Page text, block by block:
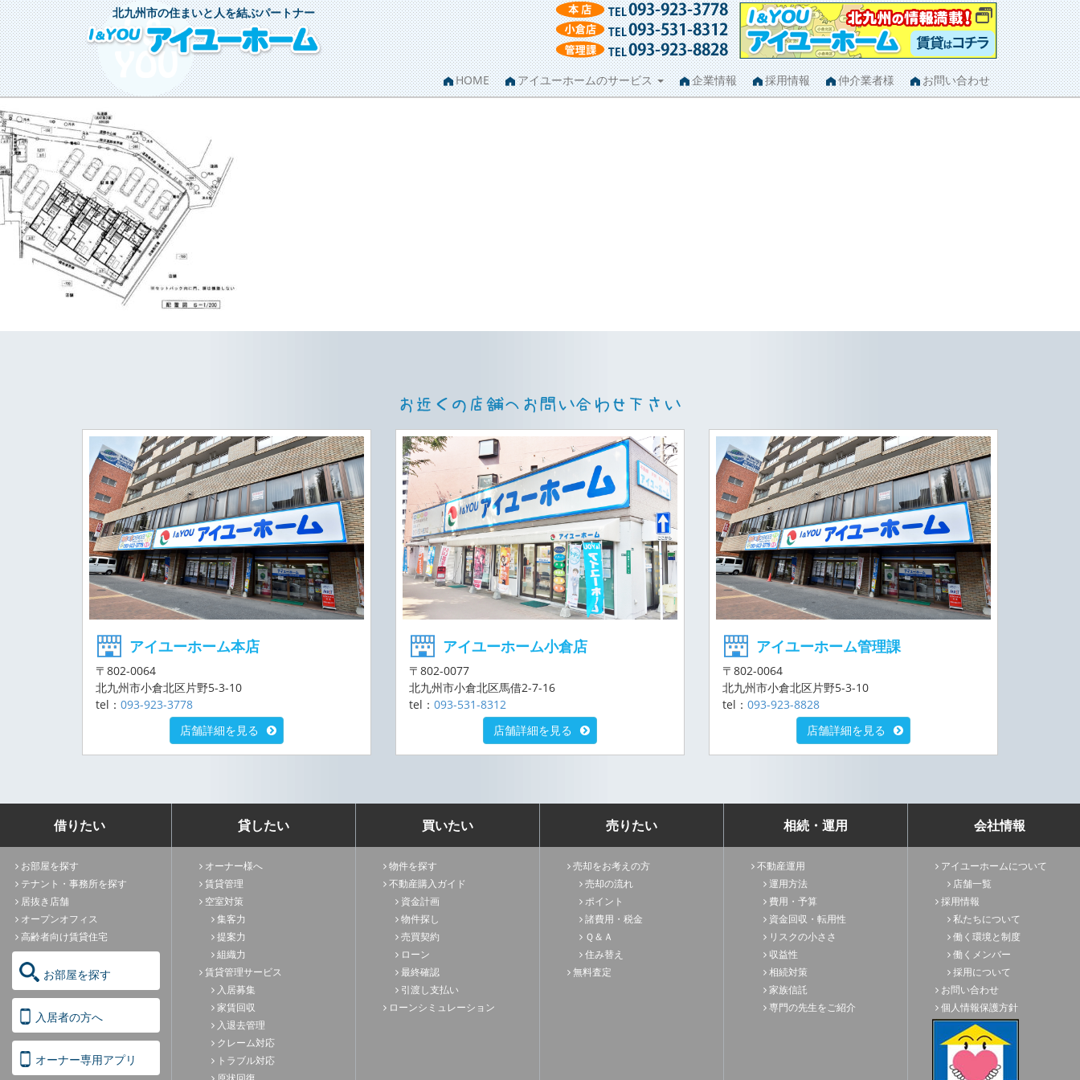
北九州市の住まいと人を結ぶパートナー
HOME アイユーホームのサービス 企業情報 採用情報 仲介業者様 お問い合わせ
アイユーホーム本店
〒802-0064
北九州市小倉北区片野5-3-10
tel： 093-923-3778
店舗詳細を見る
アイユーホーム小倉店
〒802-0077
北九州市小倉北区馬借2-7-16
tel： 093-531-8312
店舗詳細を見る
アイユーホーム管理課
〒802-0064
北九州市小倉北区片野5-3-10
tel： 093-923-8828
店舗詳細を見る
借りたい
お部屋を探す
テナント・事務所を探す
居抜き店舗
オープンオフィス
高齢者向け賃貸住宅
お部屋を探す
入居者の方へ
オーナー専用アプリ
貸したい
オーナー様へ
賃貸管理
空室対策
集客力
提案力
組織力
賃貸管理サービス
入居募集
家賃回収
入退去管理
クレーム対応
トラブル対応
買いたい
物件を探す
不動産購入ガイド
資金計画
物件探し
売買契約
ローン
最終確認
引渡し支払い
ローンシミュレーション
売りたい
売却をお考えの方
売却の流れ
ポイント
諸費用・税金
Ｑ＆Ａ
住み替え
無料査定
相続・運用
不動産運用
運用方法
費用・予算
資金回収・転用性
リスクの小ささ
収益性
相続対策
家族信託
専門の先生をご紹介
会社情報
アイユーホームについて
店舗一覧
採用情報
私たちについて
働く環境と制度
働くメンバー
採用について
お問い合わせ
個人情報保護方針